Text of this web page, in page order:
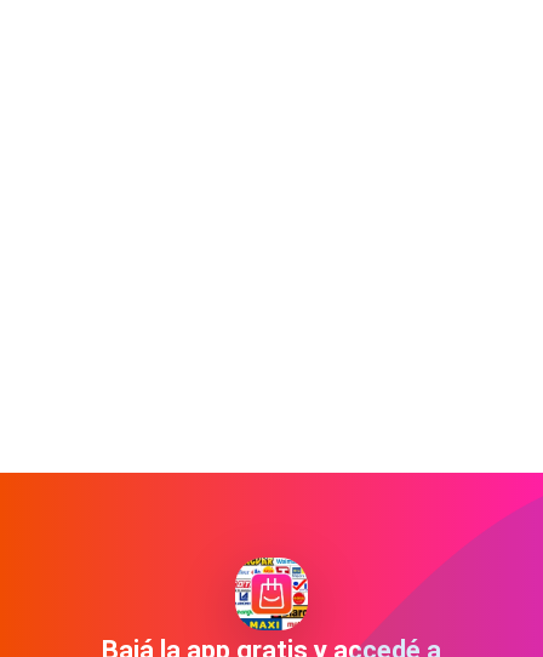
Bajá la app gratis y accedé a